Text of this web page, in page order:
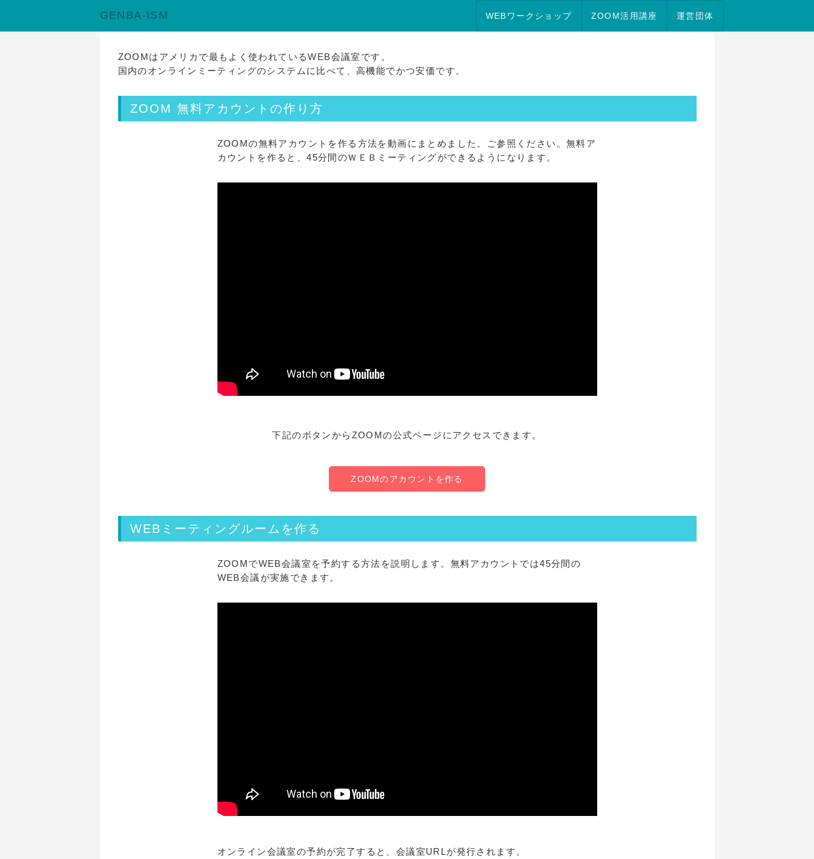
GENBA-ISM WEBワークショップ ZOOM活用講座 運営団体
ZOOMはアメリカで最もよく使われているWEB会議室です。
国内のオンラインミーティングのシステムに比べて、高機能でかつ安価です。
ZOOM 無料アカウントの作り方
ZOOMの無料アカウントを作る方法を動画にまとめました。ご参照ください。無料ア
カウントを作ると、45分間のＷＥＢミーティングができるようになります。
下記のボタンからZOOMの公式ページにアクセスできます。
ZOOMのアカウントを作る
WEBミーティングルームを作る
ZOOMでWEB会議室を予約する方法を説明します。無料アカウントでは45分間の
WEB会議が実施できます。
オンライン会議室の予約が完了すると、会議室URLが発行されます。